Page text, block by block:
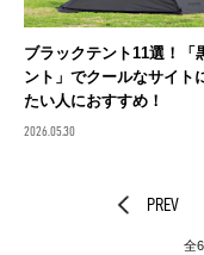
ブラックテント11選！「
ント」でクールなサイト
たい人におすすめ！
2026.05.30
PREV
全